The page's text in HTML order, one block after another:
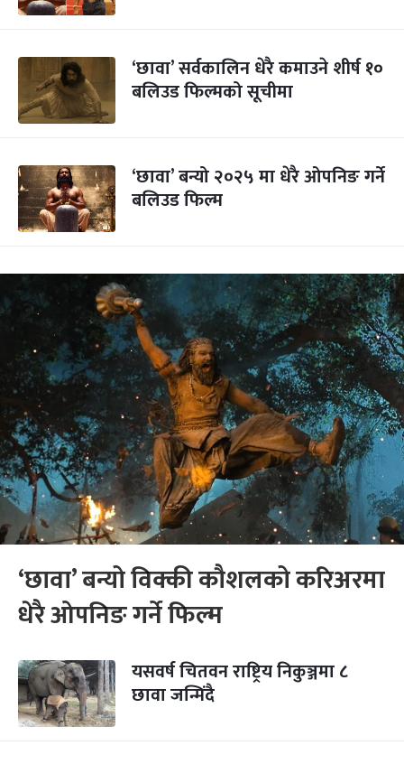
‘छावा’ सर्वकालिन धेरै कमाउने शीर्ष १०
बलिउड फिल्मको सूचीमा
‘छावा’ बन्यो २०२५ मा धेरै ओपनिङ गर्ने
बलिउड फिल्म
‘छावा’ बन्यो विक्की कौशलको करिअरमा
धेरै ओपनिङ गर्ने फिल्म
यसवर्ष चितवन राष्ट्रिय निकुञ्जमा ८
छावा जन्मिंदै